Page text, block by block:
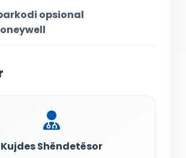
opsional
Kujdes Shëndetësor